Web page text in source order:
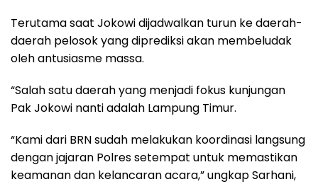
Terutama saat Jokowi dijadwalkan turun ke daerah-
daerah pelosok yang diprediksi akan membeludak
oleh antusiasme massa.
“Salah satu daerah yang menjadi fokus kunjungan
Pak Jokowi nanti adalah Lampung Timur.
“Kami dari BRN sudah melakukan koordinasi langsung
dengan jajaran Polres setempat untuk memastikan
keamanan dan kelancaran acara,” ungkap Sarhani,